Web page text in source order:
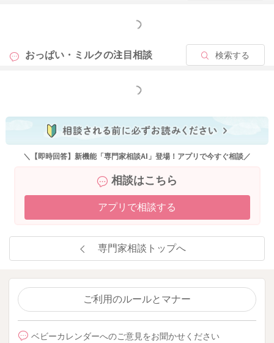
もっと見る
おっぱい・ミルクの注目相談 検索する
もっと見る
＼【即時回答】新機能「専門家相談AI」登場！アプリで今すぐ相談／
相談はこちら
アプリで相談する
専門家相談トップへ
ご利用のルールとマナー
ベビーカレンダーへのご意見をお聞かせください